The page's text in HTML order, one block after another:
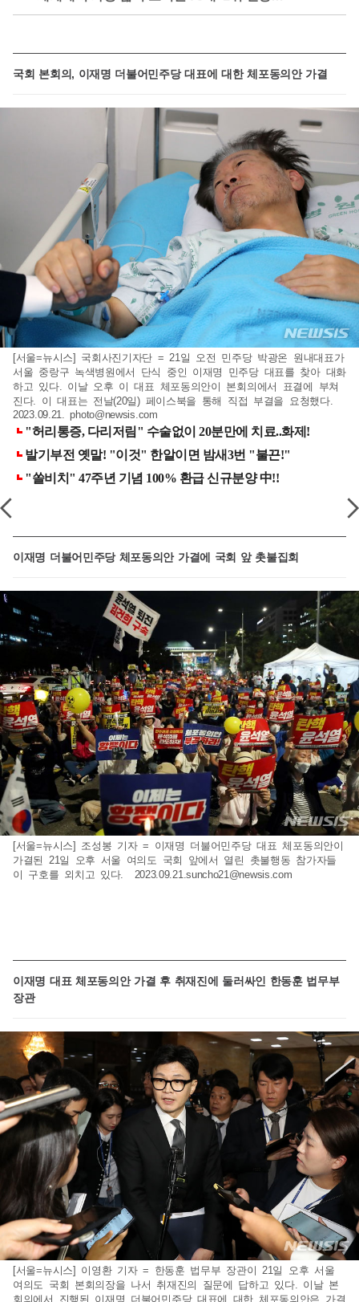
국회 본회의, 이재명 더불어민주당 대표에 대한 체포동의안 가결
[서울=뉴시스] 국회사진기자단 = 21일 오전 민주당 박광온 원내대표가
서울 중랑구 녹색병원에서 단식 중인 이재명 민주당 대표를 찾아 대화
하고 있다. 이날 오후 이 대표 체포동의안이 본회의에서 표결에 부쳐
진다. 이 대표는 전날(20일) 페이스북을 통해 직접 부결을 요청했다.
2023.09.21.photo@newsis.com
이재명 더불어민주당 체포동의안 가결에 국회 앞 촛불집회
[서울=뉴시스] 조성봉 기자 = 이재명 더불어민주당 대표 체포동의안이
가결된 21일 오후 서울 여의도 국회 앞에서 열린 촛불행동 참가자들
이 구호를 외치고 있다. 2023.09.21.suncho21@newsis.com
이재명 대표 체포동의안 가결 후 취재진에 둘러싸인 한동훈 법무부
장관
[서울=뉴시스] 이영환 기자 = 한동훈 법무부 장관이 21일 오후 서울
여의도 국회 본회의장을 나서 취재진의 질문에 답하고 있다. 이날 본
회의에서 진행된 이재명 더불어민주당 대표에 대한 체포동의안은 가결